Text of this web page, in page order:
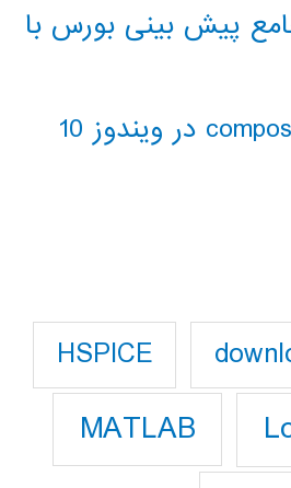
پیش بینی بورس با
HSPICE
MATLAB